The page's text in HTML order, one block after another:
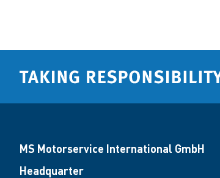
MS Motorservice International GmbH
Headquarter